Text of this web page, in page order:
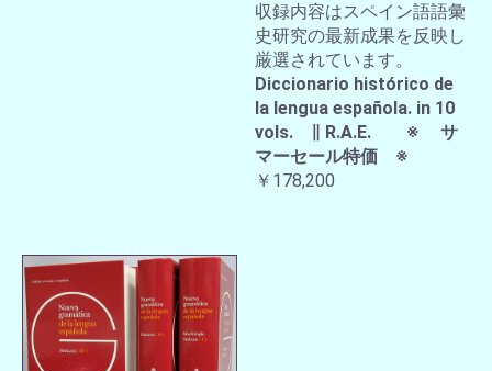
収録内容はスペイン語語彙
史研究の最新成果を反映し
厳選されています。
Diccionario histórico de
la lengua española. in 10
vols. ∥ R.A.E. ※ サ
マーセール特価 ※
￥178,200